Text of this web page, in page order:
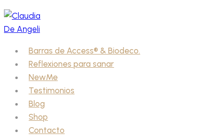
Saltar
contenido
Barras de Access® & Biodeco.
Reflexiones para sanar
NewMe
Testimonios
Blog
Shop
Contacto